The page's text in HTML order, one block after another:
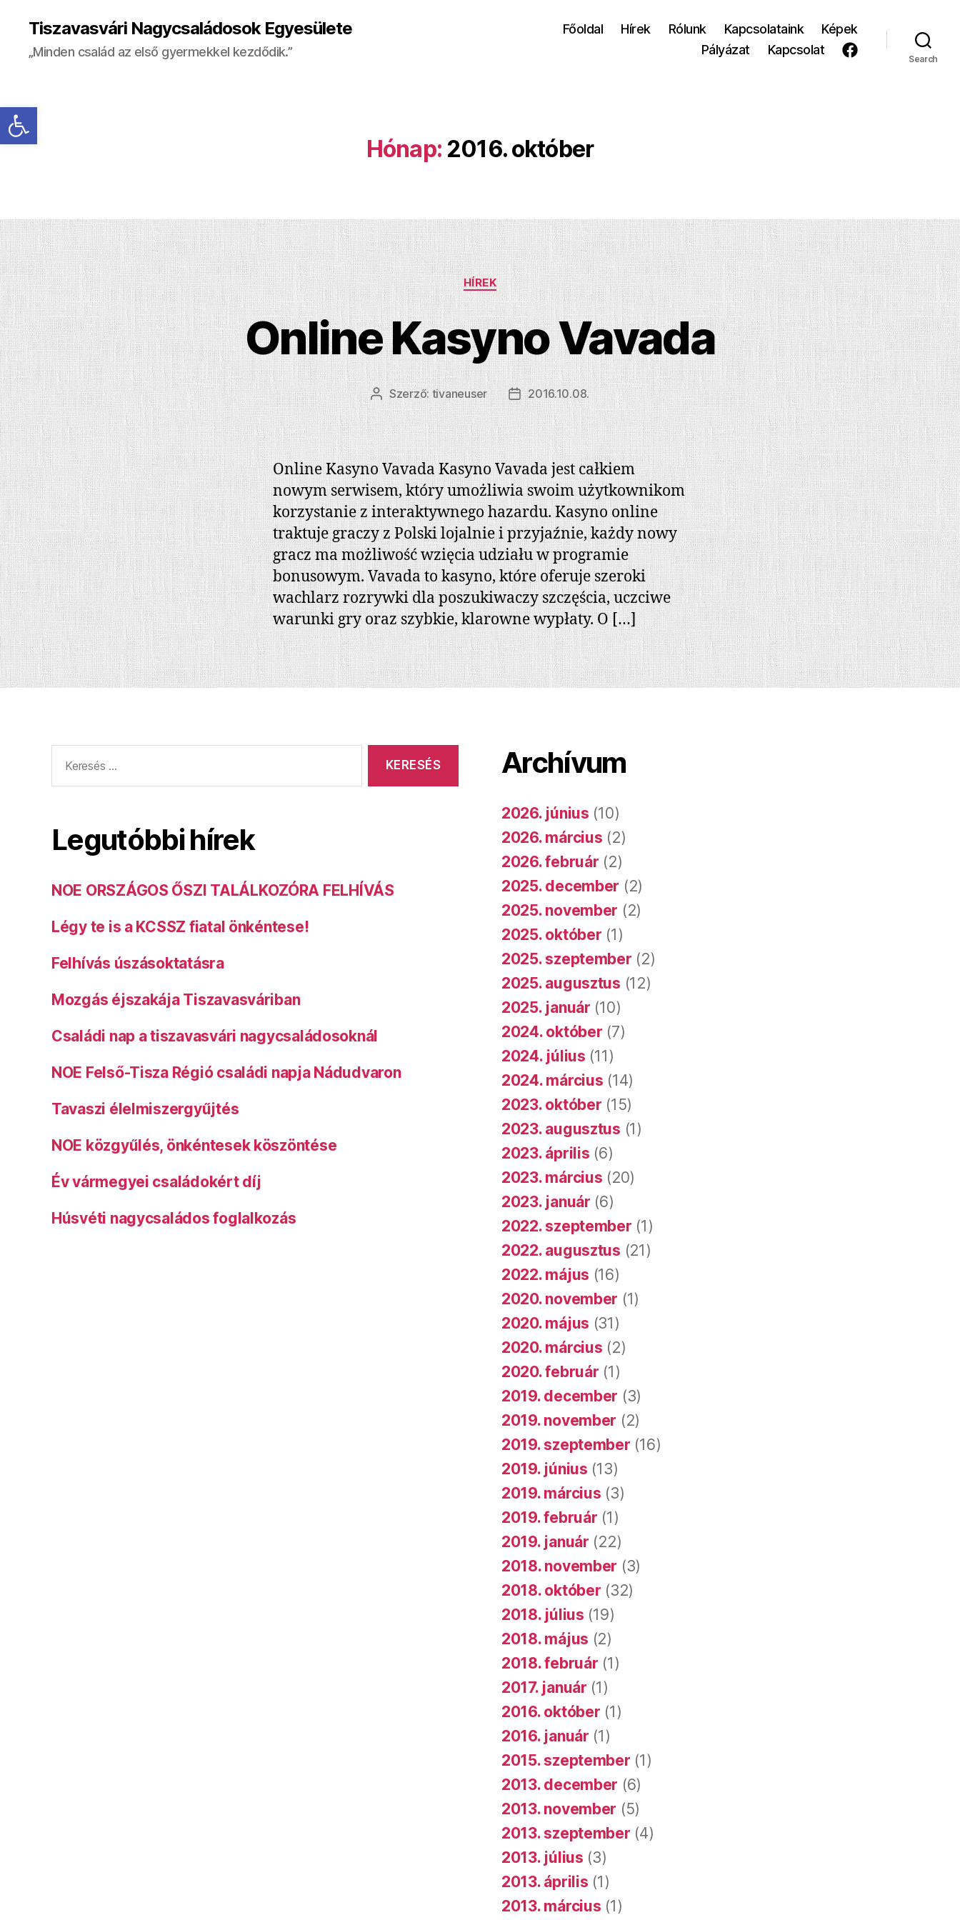
Eszköztár megnyitása
Tiszavasvári Nagycsaládosok Egyesülete
„Minden család az első gyermekkel kezdődik.”
Főoldal Hírek Rólunk Kapcsolataink
Képek
Pályázat
Kapcsolat
Search
Hónap: 2016. október
Kategóriák
HÍREK
Online Kasyno Vavada
Bejegyzés
szerzője
Szerző:tivaneuser
Bejegyzés
dátuma
2016.10.08.
Online Kasyno Vavada Kasyno Vavada jest całkiem
nowym serwisem, który umożliwia swoim użytkownikom
korzystanie z interaktywnego hazardu. Kasyno online
traktuje graczy z Polski lojalnie i przyjaźnie, każdy nowy
gracz ma możliwość wzięcia udziału w programie
bonusowym. Vavada to kasyno, które oferuje szeroki
wachlarz rozrywki dla poszukiwaczy szczęścia, uczciwe
warunki gry oraz szybkie, klarowne wypłaty. O […]
Legutóbbi hírek
NOE ORSZÁGOS ŐSZI TALÁLKOZÓRA FELHÍVÁS
Légy te is a KCSSZ fiatal önkéntese!
Felhívás úszásoktatásra
Mozgás éjszakája Tiszavasváriban
Családi nap a tiszavasvári nagycsaládosoknál
NOE Felső-Tisza Régió családi napja Nádudvaron
Tavaszi élelmiszergyűjtés
NOE közgyűlés, önkéntesek köszöntése
Év vármegyei családokért díj
Húsvéti nagycsaládos foglalkozás
Archívum
2026. június (10)
2026. március (2)
2026. február (2)
2025. december (2)
2025. november (2)
2025. október (1)
2025. szeptember (2)
2025. augusztus (12)
2025. január (10)
2024. október (7)
2024. július (11)
2024. március (14)
2023. október (15)
2023. augusztus (1)
2023. április (6)
2023. március (20)
2023. január (6)
2022. szeptember (1)
2022. augusztus (21)
2022. május (16)
2020. november (1)
2020. május (31)
2020. március (2)
2020. február (1)
2019. december (3)
2019. november (2)
2019. szeptember (16)
2019. június (13)
2019. március (3)
2019. február (1)
2019. január (22)
2018. november (3)
2018. október (32)
2018. július (19)
2018. május (2)
2018. február (1)
2017. január (1)
2016. október (1)
2016. január (1)
2015. szeptember (1)
2013. december (6)
2013. november (5)
2013. szeptember (4)
2013. július (3)
2013. április (1)
2013. március (1)